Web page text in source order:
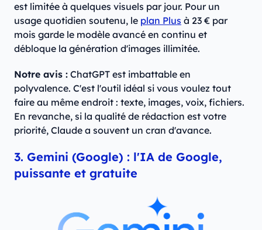
est limitée à quelques visuels par jour. Pour un
usage quotidien soutenu, le plan Plus à 23 € par
mois garde le modèle avancé en continu et
débloque la génération d'images illimitée.
Notre avis : ChatGPT est imbattable en
polyvalence. C'est l'outil idéal si vous voulez tout
faire au même endroit : texte, images, voix, fichiers.
En revanche, si la qualité de rédaction est votre
priorité, Claude a souvent un cran d'avance.
3. Gemini (Google) : l'IA de Google,
puissante et gratuite